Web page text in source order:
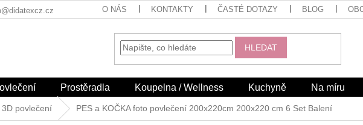
O NÁS KONTAKTY ČASTÉ DOTAZY BLOG
HLEDAT
Prostěradla Koupelna / Wellness Kuchyně Na míru
3D povlečení PES a KOČKA foto povlečení 200x220cm 200x220 cm 6 Set Balení